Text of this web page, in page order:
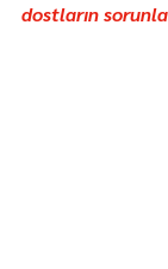
dostların